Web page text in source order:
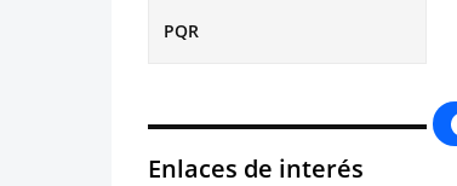
PQR
Enlaces de interés